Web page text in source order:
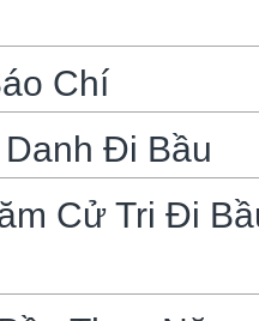
Chí
Đi Bầu
Cử Tri Đi